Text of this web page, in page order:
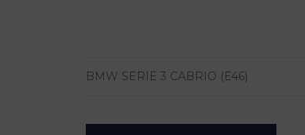
BMW SERIE 3 CABRIO (E46)